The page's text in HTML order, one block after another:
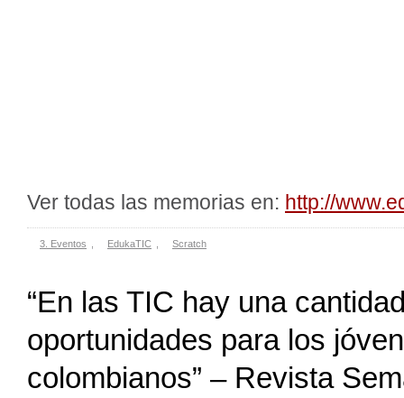
Ver todas las memorias en: http://
3. Eventos EdukaTIC Scratch
“En las TIC hay una
oportunidades para los
colombianos” – Revista